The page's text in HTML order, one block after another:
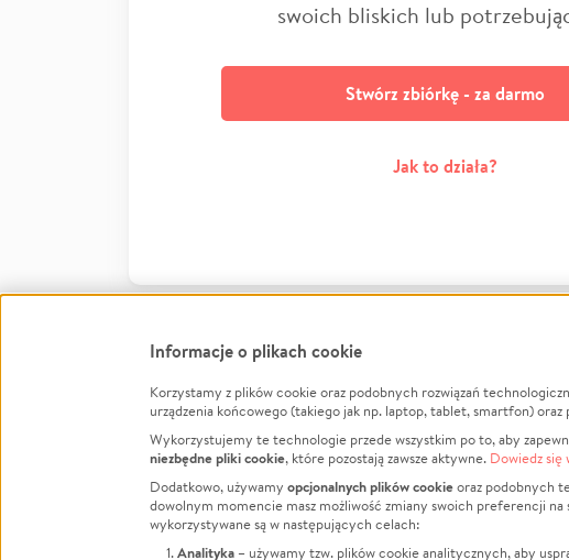
swoich bliskich lub
Stwórz zbiórkę - za darmo
Jak to działa?
FacebookTwitter Instagram
LinkedInTikTok Youtube
Informacje
Jak to działa?
Regulamin
Polityka
Informacje o plikach cookie
Korzystamy z plików cookie oraz podobnych rozwiązań
urządzenia końcowego (takiego jak np. laptop, tablet, smartfon) oraz
Wykorzystujemy te technologie przede wszystkim po to, aby
niezbędne pliki cookie, które pozostają zawsze aktywne. Dowiedz się
Dodatkowo, używamy opcjonalnych plików cookieoraz podobnych
dowolnym momencie masz możliwość zmiany swoich preferencji
wykorzystywane są w następujących celach:
Analityka – używamy tzw. plików cookie analitycznych, aby